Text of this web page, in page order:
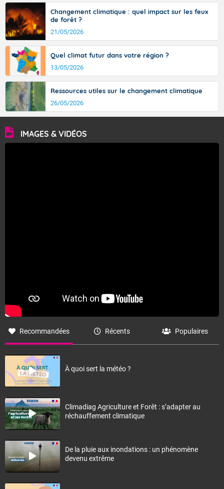
Fermer
Changement climatique : quel impact sur les feux
de forêt ?
21/05/2026
Quel climat futur dans votre région ?
13/05/2026
Ressources utiles sur le changement climatique
26/05/2026
IMAGES & VIDÉOS
Recommandées Récents Populaires
À quoi sert la météo ?
Climadiag Agriculture et Forêt : s’adapter au
réchauffement climatique
De la pluie aux inondations : un phénomène
devenu extrême